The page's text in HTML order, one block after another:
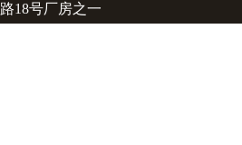
路18号厂房之一